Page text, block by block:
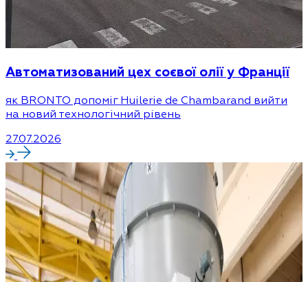
Автоматизований цех соєвої олії у Франції
як BRONTO допоміг Huilerie de Chambarand вийти
на новий технологічний рівень
27.07.2026